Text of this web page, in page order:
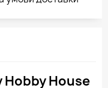
Hobby House